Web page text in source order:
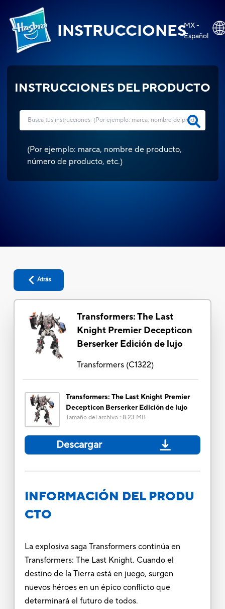
INSTRUCCIONESMX -
Español
INSTRUCCIONES DEL PRODUCTO
(Por ejemplo: marca, nombre de producto,
número de producto, etc.)
Atrás
Transformers: The Last
Knight Premier Decepticon
Berserker Edición de lujo
Transformers(C1322)
Transformers: The Last Knight Premier
Decepticon Berserker Edición de lujo
Tamaño del archivo: 8.23 MB
Descargar
INFORMACIÓN DEL PRODU
CTO
La explosiva saga Transformers continúa en
Transformers: The Last Knight. Cuando el
destino de la Tierra está en juego, surgen
nuevos héroes en un épico conflicto que
determinará el futuro de todos.